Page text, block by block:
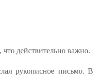
действительно важно.
рукописное письмо. В